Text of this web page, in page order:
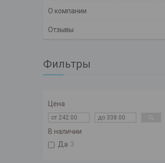
О компании
Отзывы
Фильтры
Цена
В наличии
Да 3